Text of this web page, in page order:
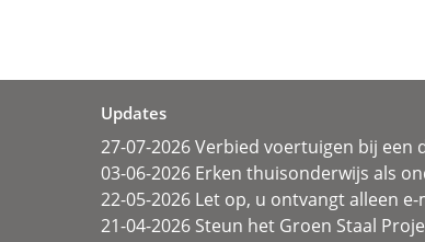
Updates
27-07-2026 Verbied voertuigen bij een
03-06-2026 Erken thuisonderwijs als
22-05-2026 Let op, u ontvangt alleen
21-04-2026 Steun het Groen Staal